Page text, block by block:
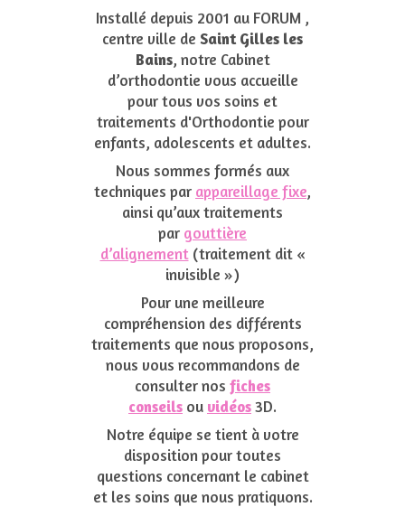
Installé depuis 2001 au FORUM ,
centre ville de Saint Gilles les
Bains, notre Cabinet
d’orthodontie vous accueille
pour tous vos soins et
traitements d'Orthodontie pour
enfants, adolescents et adultes.
Nous sommes formés aux
techniques par appareillage fixe,
ainsi qu’aux traitements
par gouttière
d’alignement(traitement dit «
invisible »)
Pour une meilleure
compréhension des différents
traitements que nous proposons,
nous vous recommandons de
consulter nos fiches
conseils ou vidéos3D.
Notre équipe se tient à votre
disposition pour toutes
questions concernant le cabinet
et les soins que nous pratiquons.